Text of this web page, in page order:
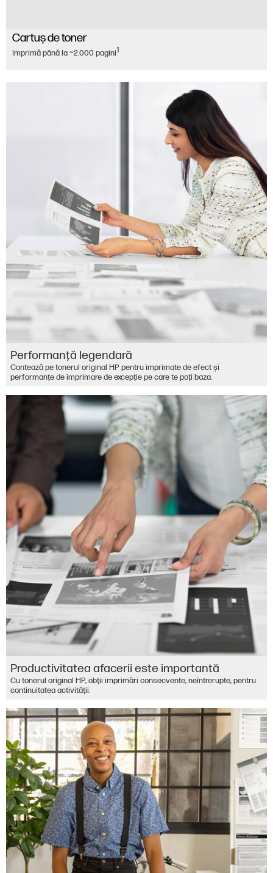
Cartuş de toner
Imprimă până la ~2.000 pagini1
Performanţă legendară
Contează pe tonerul original HP pentru imprimate de efect şi
performanţe de imprimare de excepţie pe care te poţi baza.
Productivitatea afacerii este importantă
Cu tonerul original HP, obţii imprimări consecvente, neîntrerupte, pentru
continuitatea activităţii.